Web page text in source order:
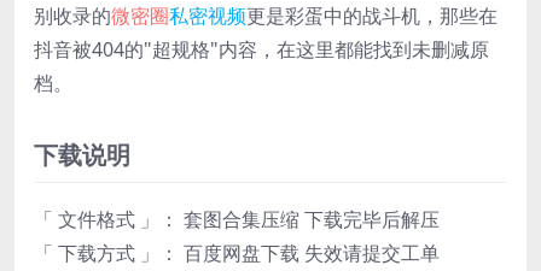
别收录的微密圈私密视频更是彩蛋中的战斗机，那些在
抖音被404的"超规格"内容，在这里都能找到未删减原
档。
下载说明
「 文件格式 」： 套图合集压缩 下载完毕后解压
「 下载方式 」： 百度网盘下载 失效请提交工单